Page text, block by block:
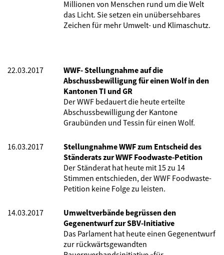
Millionen von Menschen rund um die Welt
das Licht. Sie setzen ein unübersehbares
Zeichen für mehr Umwelt- und Klimaschutz.
22.03.2017
WWF- Stellungnahme auf die
Abschussbewilligung für einen Wolf in den
Kantonen TI und GR
Der WWF bedauert die heute erteilte
Abschussbewilligung der Kantone
Graubünden und Tessin für einen Wolf.
16.03.2017
Stellungnahme WWF zum Entscheid des
Ständerats zur WWF Foodwaste-Petition
Der Ständerat hat heute mit 15 zu 14
Stimmen entschieden, der WWF Foodwaste-
Petition keine Folge zu leisten.
14.03.2017
Umweltverbände begrüssen den
Gegenentwurf zur SBV-Initiative
Das Parlament hat heute einen Gegenentwurf
zur rückwärtsgewandten